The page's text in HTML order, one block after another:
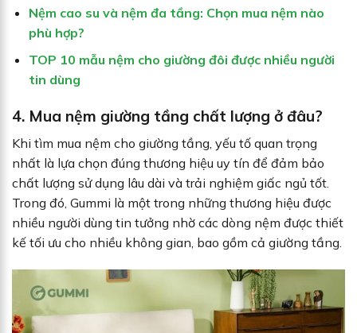
Nệm cao su và nệm đa tầng: Chọn mua nệm nào
phù hợp?
TOP 10 mẫu nệm cho giường đôi được nhiều người
tin dùng
4. Mua nệm giường tầng chất lượng ở đâu?
Khi tìm mua nệm cho giường tầng, yếu tố quan trọng
nhất là lựa chọn đúng thương hiệu uy tín để đảm bảo
chất lượng sử dụng lâu dài và trải nghiệm giấc ngủ tốt.
Trong đó, Gummi là một trong những thương hiệu được
nhiều người dùng tin tưởng nhờ các dòng nệm được thiết
kế tối ưu cho nhiều không gian, bao gồm cả giường tầng.